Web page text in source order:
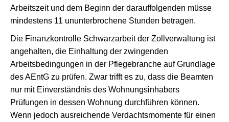
Arbeitszeit und dem Beginn der darauffolgenden müsse
mindestens 11 ununterbrochene Stunden betragen.
Die Finanzkontrolle Schwarzarbeit der Zollverwaltung ist
angehalten, die Einhaltung der zwingenden
Arbeitsbedingungen in der Pflegebranche auf Grundlage
des AEntG zu prüfen. Zwar trifft es zu, dass die Beamten
nur mit Einverständnis des Wohnungsinhabers
Prüfungen in dessen Wohnung durchführen können.
Wenn jedoch ausreichende Verdachtsmomente für einen